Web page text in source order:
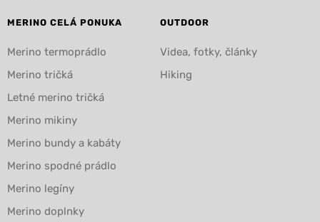
MERINO CELÁ PONUKA
Merino termoprádlo
Merino tričká
Letné merino tričká
Merino mikiny
Merino bundy a kabáty
Merino spodné prádlo
Merino legíny
Merino doplnky
OUTDOOR
Videa, fotky, články
Hiking